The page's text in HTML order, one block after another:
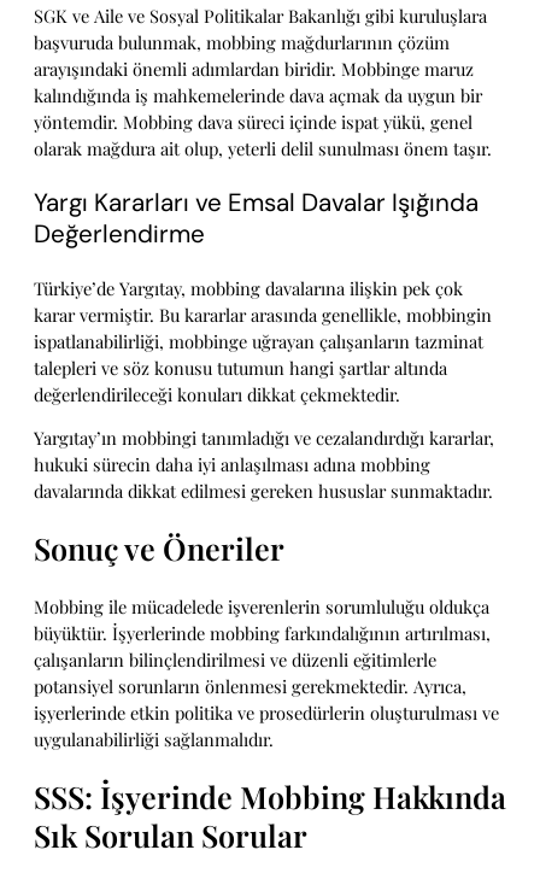
SGK ve Aile ve Sosyal Politikalar Bakanlığı gibi kuruluşlara
başvuruda bulunmak, mobbing mağdurlarının çözüm
arayışındaki önemli adımlardan biridir. Mobbinge maruz
kalındığında iş mahkemelerinde dava açmak da uygun bir
yöntemdir. Mobbing dava süreci içinde ispat yükü, genel
olarak mağdura ait olup, yeterli delil sunulması önem taşır.
Yargı Kararları ve Emsal Davalar Işığında
Değerlendirme
Türkiye’de Yargıtay, mobbing davalarına ilişkin pek çok
karar vermiştir. Bu kararlar arasında genellikle, mobbingin
ispatlanabilirliği, mobbinge uğrayan çalışanların tazminat
talepleri ve söz konusu tutumun hangi şartlar altında
değerlendirileceği konuları dikkat çekmektedir.
Yargıtay’ın mobbingi tanımladığı ve cezalandırdığı kararlar,
hukuki sürecin daha iyi anlaşılması adına mobbing
davalarında dikkat edilmesi gereken hususlar sunmaktadır.
Sonuç ve Öneriler
Mobbing ile mücadelede işverenlerin sorumluluğu oldukça
büyüktür. İşyerlerinde mobbing farkındalığının artırılması,
çalışanların bilinçlendirilmesi ve düzenli eğitimlerle
potansiyel sorunların önlenmesi gerekmektedir. Ayrıca,
işyerlerinde etkin politika ve prosedürlerin oluşturulması ve
uygulanabilirliği sağlanmalıdır.
SSS: İşyerinde Mobbing Hakkında
Sık Sorulan Sorular